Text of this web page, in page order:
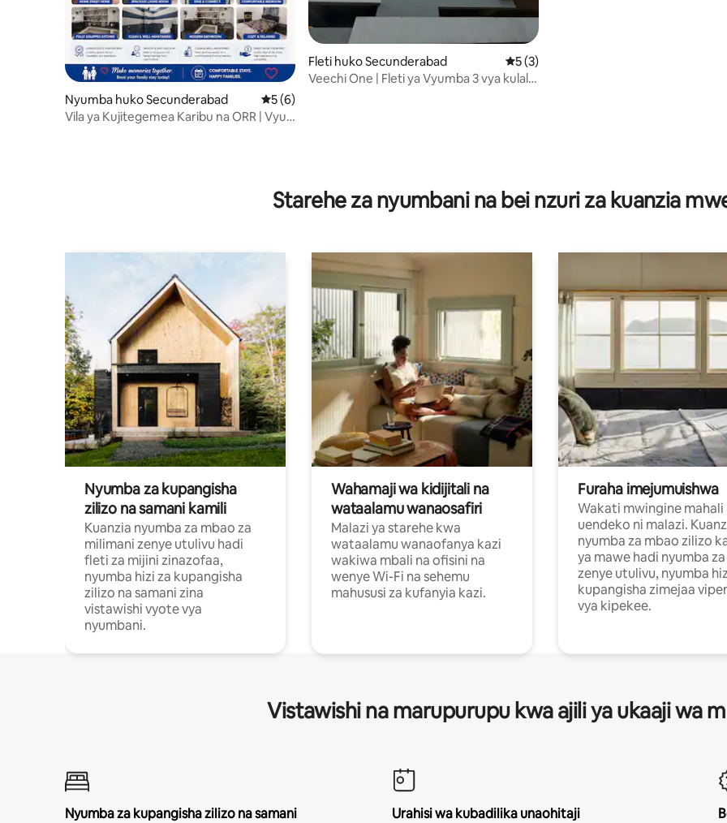
Nyumba huko Secunderabad Ukadiriaji wa wastani wa 5 kati ya 5, tathmini 6
5 (6)
Vila ya Kujitegemea Karibu na ORR | Vyuo
Fleti huko Secunderabad Ukadiriaji wa wastani wa 5 kati ya 5,
5 (3)
Veechi One | Fleti ya Vyumba 3 vya kulala
Starehe za nyumbani na bei nzuri za kuanzia
Nyumba za kupangisha
zilizo na samani kamili
Kuanzia nyumba za mbao za
milimani zenye utulivu hadi
fleti za mijini zinazofaa,
nyumba hizi za kupangisha
zilizo na samani zina
vistawishi vyote vya
nyumbani.
Wahamaji wa kidijitali na
wataalamu wanaosafiri
Malazi ya starehe kwa
wataalamu wanaofanya kazi
wakiwa mbali na ofisini na
wenye Wi-Fi na sehemu
mahususi za kufanyia kazi.
Furaha imejumuishwa
Wakati mwingine mahali
uendeko ni malazi.
nyumba za mbao zilizo
ya mawe hadi nyumba
zenye utulivu, nyumba
kupangisha zimejaa
vya kipekee.
Vistawishi na marupurupu kwa ajili ya ukaaji wa
Nyumba za kupangisha zilizo na samani
Urahisi wa kubadilika unaohitaji